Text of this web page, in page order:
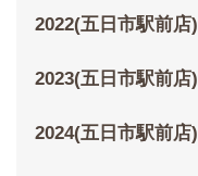
2022(五日市駅前店)
2023(五日市駅前店)
2024(五日市駅前店)